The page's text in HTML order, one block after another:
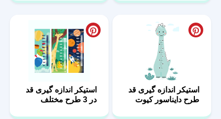
استیکر اندازه گیری قد
طرح دایناسور کیوت
استیکر اندازه گیری قد
در 3 طرح مختلف